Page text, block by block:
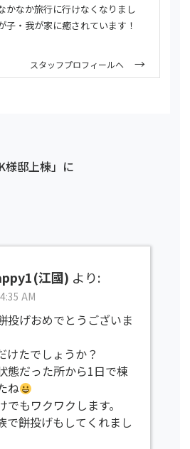
かなか旅行に行けなくなりまし
子・我が家に癒されています！
スタッフプロフィールへ
様邸上棟」に
江國) より:
AM
投げおめでとうございま
けたでしょうか？
態だった所から1日で棟
ね
もワクワクします。
で餅投げもしてくれまし